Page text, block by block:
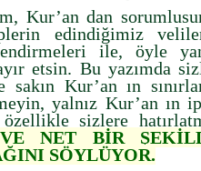
Kur’an dan
edindiğimiz
ile, öyle
etsin. Bu yazımda
Kur’an ın
yalnız Kur’an ın
sizlere
NET BİR
SÖYLÜYOR.